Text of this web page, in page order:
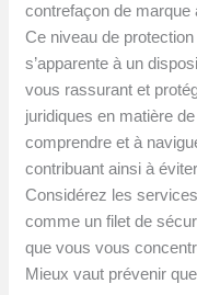
contrefaçon de marque
Ce niveau de
s’apparente à un
vous rassurant et
juridiques en matière
comprendre et à
contribuant ainsi à
Considérez les
comme un filet de
que vous vous
Mieux vaut prévenir